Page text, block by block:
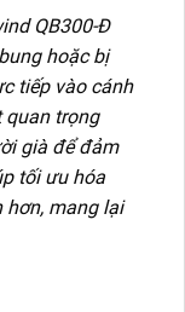
QB300-Đ
hoặc bị
tiếp vào cánh
quan trọng
già để đảm
tối ưu hóa
hơn, mang lại